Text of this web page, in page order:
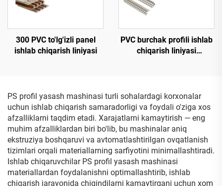
300 PVC to'lg'izli panel
ishlab chiqarish liniyasi
PVC burchak profili ishlab
chiqarish liniyasi
PS profil yasash mashinasi turli sohalardagi korxonalar
uchun ishlab chiqarish samaradorligi va foydali o'ziga xos
afzalliklarni taqdim etadi. Xarajatlarni kamaytirish — eng
muhim afzalliklardan biri bo'lib, bu mashinalar aniq
ekstruziya boshqaruvi va avtomatlashtirilgan ovqatlanish
tizimlari orqali materiallarning sarfiyotini minimallashtiradi.
Ishlab chiqaruvchilar PS profil yasash mashinasi
materiallardan foydalanishni optimallashtirib, ishlab
chiqarish jarayonida chiqindilarni kamaytirgani uchun xom